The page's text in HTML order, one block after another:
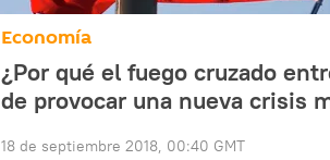
Economía
¿Por qué el fuego cruzado
de provocar una nueva crisis
18 de septiembre 2018, 00:40 GMT